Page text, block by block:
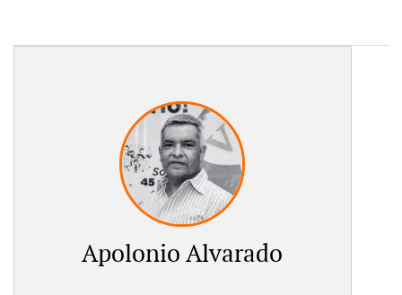
Apolonio Alvarado